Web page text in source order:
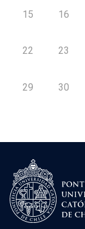
15 16
22 23
29 30